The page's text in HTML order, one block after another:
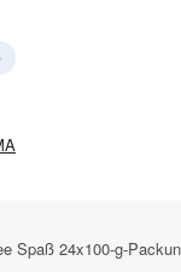
Spaß 24x100-g-